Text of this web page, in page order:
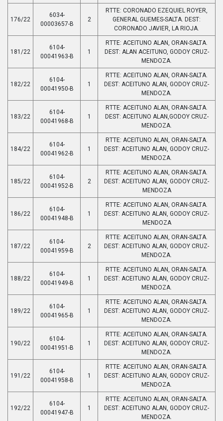
176/22
6034-
00003657-B
2
RTTE: CORONADO EZEQUIEL ROYER,
GENERAL GUEMES-SALTA. DEST:
CORONADO JAVIER, LA RIOJA.
181/22
6104-
00041963-B
1
RTTE: ACEITUNO ALAN, ORAN-SALTA.
DEST: ALAN ACEITUNO, GODOY CRUZ-
MENDOZA.
182/22
6104-
00041950-B
1
RTTE: ACEITUNO ALAN, ORAN-SALTA.
DEST: ACEITUNO ALAN, GODOY CRUZ-
MENDOZA.
183/22
6104-
00041968-B
1
RTTE: ACEITUNO ALAN, ORAN-SALTA.
DEST: ACEITUNO ALAN,GODOY CRUZ-
MENDOZA.
184/22
6104-
00041962-B
1
RTTE: ACEITUNO ALAN, ORAN-SALTA.
DEST: ACEITUNO ALAN, GODOY CRUZ-
MENDOZA.
185/22
6104-
00041952-B
2
RTTE: ACEITUNO ALAN, ORAN-SALTA.
DEST: ACEITUNO ALAN, GODOY CRUZ-
MENDOZA
186/22
6104-
00041948-B
1
RTTE: ACEITUNO ALAN, ORAN-SALTA.
DEST: ACEITUNO ALAN, GODOY CRUZ-
MENDOZA
187/22
6104-
00041959-B
2
RTTE: ACEITUNO ALAN, ORAN-SALTA.
DEST: ACEITUNO ALAN, GODOY CRUZ-
MENDOZA.
188/22
6104-
00041949-B
1
RTTE: ACEITUNO ALAN, ORAN-SALTA.
DEST: ACEITUNO ALAN, GODOY CRUZ-
MENDOZA.
189/22
6104-
00041965-B
1
RTTE: ACEITUNO ALAN, ORAN-SALTA.
DEST: ACEITUNO ALAN, GODOY CRUZ-
MENDOZA.
190/22
6104-
00041951-B
1
RTTE: ACEITUNO ALAN, ORAN-SALTA.
DEST: ACEITUNO ALAN, GODOY CRUZ-
MENDOZA.
191/22
6104-
00041958-B
1
RTTE: ACEITUNO ALAN, ORAN-SALTA.
DEST: ACEITUNO ALAN, GODOY CRUZ-
MENDOZA.
192/22
6104-
00041947-B
1
RTTE: ACEITUNO ALAN, ORAN-SALTA.
DEST: ACEITUNO ALAN, GODOY CRUZ-
MENDOZA.